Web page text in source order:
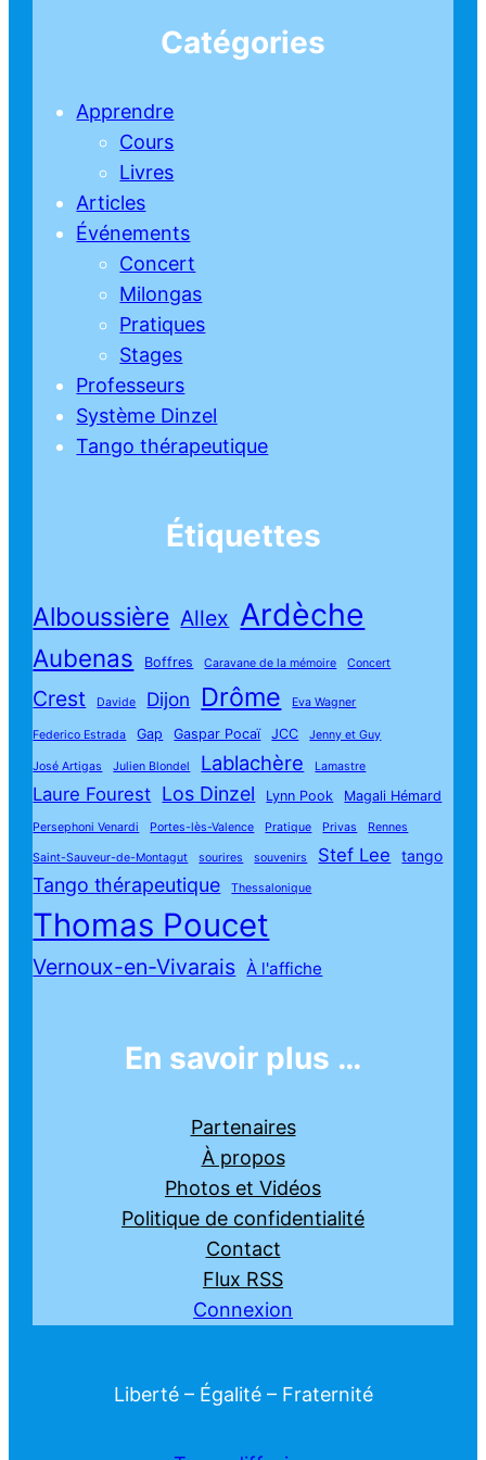
Catégories
Apprendre
Cours
Livres
Articles
Événements
Concert
Milongas
Pratiques
Stages
Professeurs
Système Dinzel
Tango thérapeutique
Étiquettes
Alboussière Allex Ardèche
Aubenas Boffres Caravane de la mémoire Concert
Crest Davide Dijon Drôme Eva Wagner
Federico Estrada Gap Gaspar Pocaï JCC Jenny et Guy
José Artigas Julien Blondel Lablachère Lamastre
Laure Fourest Los Dinzel Lynn Pook Magali Hémard
Persephoni Venardi Portes-lès-Valence Pratique Privas Rennes
Saint-Sauveur-de-Montagut sourires souvenirs Stef Lee tango
Tango thérapeutique Thessalonique
Thomas Poucet
Vernoux-en-Vivarais À l'affiche
En savoir plus …
Partenaires
À propos
Photos et Vidéos
Politique de confidentialité
Contact
Flux RSS
Connexion
Liberté – Égalité – Fraternité